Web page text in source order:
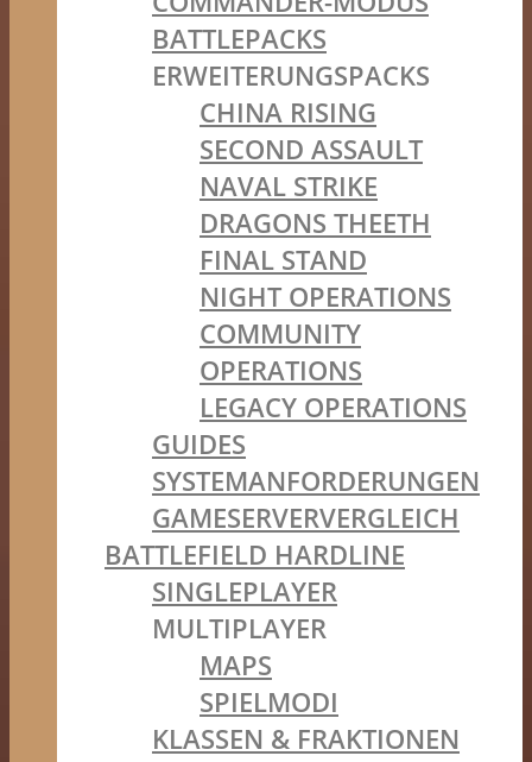
BATTLEPACKS
ERWEITERUNGSPACKS
CHINA RISING
SECOND ASSAULT
NAVAL STRIKE
DRAGONS THEETH
FINAL STAND
NIGHT OPERATIONS
COMMUNITY
OPERATIONS
LEGACY OPERATIONS
GUIDES
SYSTEMANFORDERUNGEN
GAMESERVERVERGLEICH
BATTLEFIELD HARDLINE
SINGLEPLAYER
MULTIPLAYER
MAPS
SPIELMODI
KLASSEN & FRAKTIONEN